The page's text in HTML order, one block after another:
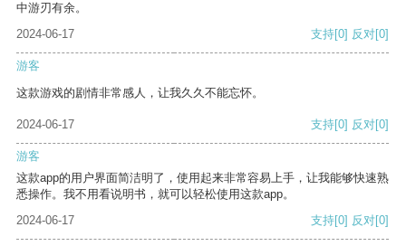
中游刃有余。
2024-06-17
支持[0] 反对[0]
游客
这款游戏的剧情非常感人，让我久久不能忘怀。
2024-06-17 支持[0] 反对[0]
游客
这款app的用户界面简洁明了，使用起来非常容易上手，让我能够快速熟
悉操作。我不用看说明书，就可以轻松使用这款app。
2024-06-17
支持[0] 反对[0]